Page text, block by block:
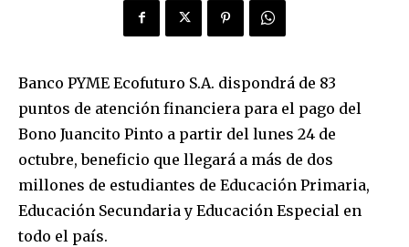
Banco PYME Ecofuturo S.A. dispondrá de 83
puntos de atención financiera para el pago del
Bono Juancito Pinto a partir del lunes 24 de
octubre, beneficio que llegará a más de dos
millones de estudiantes de Educación Primaria,
Educación Secundaria y Educación Especial en
todo el país.